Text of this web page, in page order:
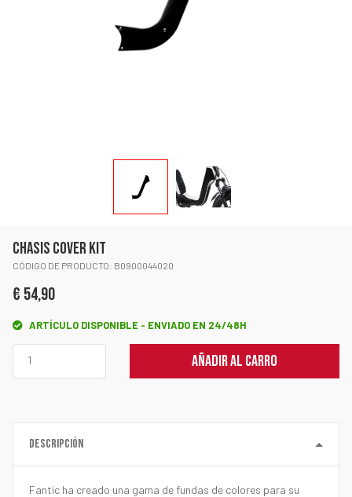
CHASIS COVER KIT
CÓDIGO DE PRODUCTO: B0900044020
€ 54,90
ARTÍCULO DISPONIBLE - ENVIADO EN 24/48H
AÑADIR AL CARRO
DESCRIPCIÓN
Fantic ha creado una gama de fundas de colores para su